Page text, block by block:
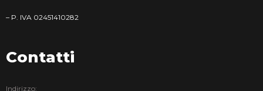
– P. IVA 02451410282
Contatti
Indirizzo: